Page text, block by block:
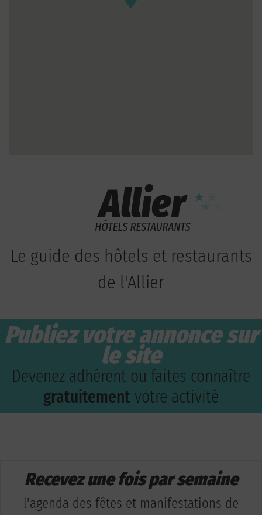
Le guide des hôtels et restaurants
de l'Allier
Publiez votre annonce sur
le site
Devenez adhérent ou faites connaître
gratuitement votre activité
Recevez une fois par semaine
l'agenda des fêtes et manifestations de